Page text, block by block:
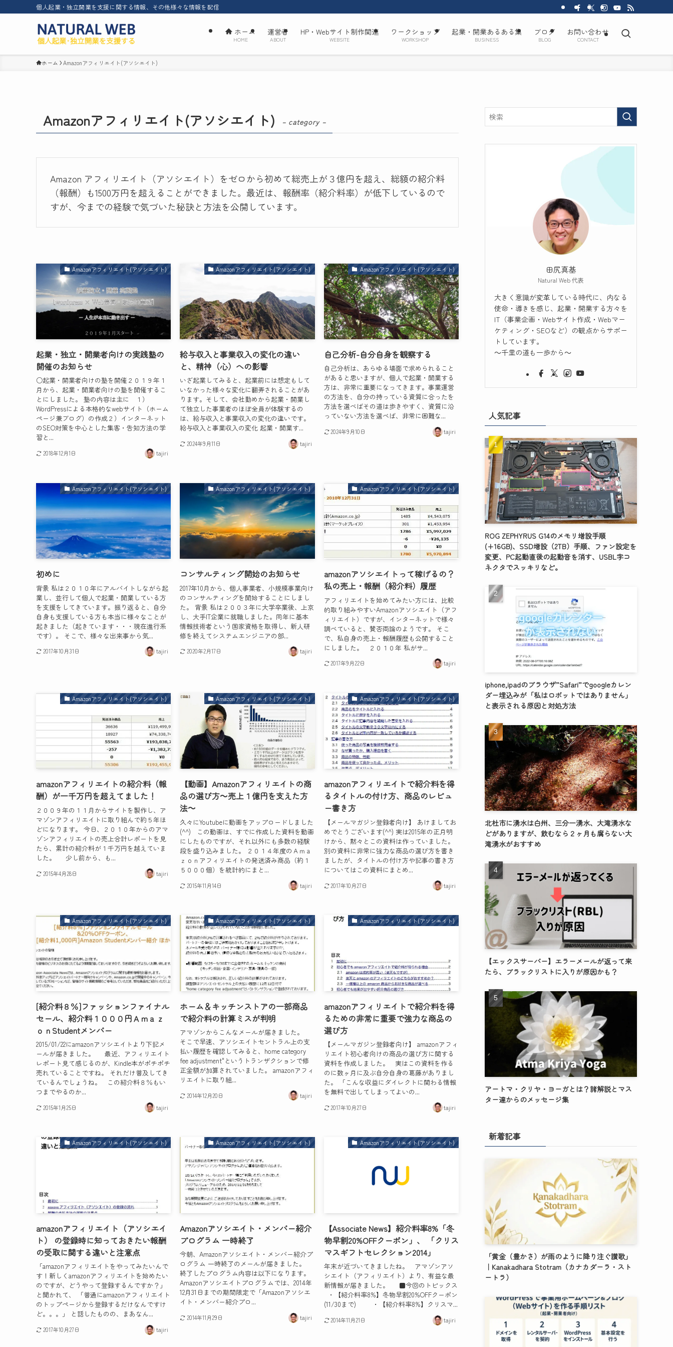
個人起業・独立開業を支援に関する情報、その他様々な情報を配信
ホーム
HOME
運営者
ABOUT
HP・Webサイト制作関連
WEBSITE
ワークショップ
WORKSHOP
起業・開業あるある集
BUSINESS
ブログ
BLOG
お問い合わせ
CONTACT
ホーム Amazonアフィリエイト(アソシエイト)
Amazonアフィリエイト(アソシエイト) – category –
Amazon アフィリエイト（アソシエイト）をゼロから初めて総売上が３億円を超え、総額の紹介料
（報酬）も1500万円を超えることができました。最近は、報酬率（紹介料率）が低下しているので
すが、今までの経験で気づいた秘訣と方法を公開しています。
Amazonアフィリエイト(アソシエイト)
起業・独立・開業者向けの実践塾の
開催のお知らせ
○起業・開業者向けの塾を開催２０１９年１
月から、起業・開業者向けの塾を開催するこ
とにしました。 塾の内容は主に １）
WordPressによる本格的なwebサイト（ホーム
ページ兼ブログ）の作成２）インターネット
のSEO対策を中心とした集客・告知方法の学
習と...
2018年12月1日 tajiri
Amazonアフィリエイト(アソシエイト)
給与収入と事業収入の変化の違い
と、精神（心）への影響
いざ起業してみると、起業前には想定もして
いなかった様々な変化に翻弄されることがあ
ります。そして、会社勤めから起業・開業し
て独立した事業者のほぼ全員が体験するの
は、給与収入と事業収入の変化の違いです。
給与収入と事業収入の変化 起業・開業す...
2024年9月11日 tajiri
Amazonアフィリエイト(アソシエイト)
自己分析-自分自身を観察する
自己分析は、あらゆる場面で求められること
があると思いますが、個人で起業・開業する
方は、非常に重要になってきます。事業運営
の方法を、自分の持っている資質に合ったを
方法を選べばその道は歩きやすく、資質に沿
っていない方法を選べば、非常に困難な...
2024年9月10日 tajiri
Amazonアフィリエイト(アソシエイト)
初めに
背景 私は２０１０年にアルバイトしながら起
業し、並行して個人で起業・開業している方
を支援をしてきています。振り返ると、自分
自身も支援している方も本当に様々なことが
起きました（起きています・・・現在進行系
です）。 そこで、様々な出来事から気...
2017年10月31日 tajiri
Amazonアフィリエイト(アソシエイト)
コンサルティング開始のお知らせ
2017年10月から、個人事業者、小規模事業向け
のコンサルティングを開始することにしまし
た。 背景 私は２００３年に大学卒業後、上京
し、大手IT企業に就職しました。同年に基本
情報技術者という国家資格を取得し、新人研
修を終えてシステムエンジニアの部...
2020年2月17日 tajiri
Amazonアフィリエイト(アソシエイト)
amazonアソシエイトって稼げるの？
私の売上・報酬（紹介料）履歴
アフィリエイトを始めてみたい方には、比較
的取り組みやすいAmazonアソシエイト（アフ
ィリエイト）ですが、インターネットで様々
調べていると、賛否両論のようです。 そこ
で、私自身の売上・報酬履歴も公開すること
にしました。 ２０１０年 私がサ...
2017年9月22日 tajiri
Amazonアフィリエイト(アソシエイト)
amazonアフィリエイトの紹介料（報
酬）が一千万円を超えてました！
２００９年の１１月からサイトを製作し、ア
マゾンアフィリエイトに取り組んで約５年ほ
どになります。 今日、２０１０年からのアマ
ゾンアフィリエイトの売上合計レポートを見
たら、累計の紹介料が１千万円を越えていま
した。 少し前から、も...
2015年4月28日 tajiri
Amazonアフィリエイト(アソシエイト)
【動画】Amazonアフィリエイトの商
品の選び方～売上１億円を支えた方
法～
久々にYoutubeに動画をアップロードしました
(^^) この動画は、すでに作成した資料を動画
にしたものですが、それ以外にも多数の経験
段を盛り込みました。 ２０１４年度のＡｍａ
ｚｏｎアフィリエイトの発送済み商品（約１
５０００個）を統計的にまと...
2015年11月14日 tajiri
Amazonアフィリエイト(アソシエイト)
amazonアフィリエイトで紹介料を得
るタイトルの付け方、商品のレビュ
ー書き方
【メールマガジン登録者向け】 あけましてお
めでとうございます(^^) 実は2015年の正月明
けから、黙々とこの資料は作っていました。
別の資料に非常に強力な商品の選び方を書き
ましたが、タイトルの付け方や記事の書き方
についてはこの資料にまとめ...
2017年10月27日 tajiri
Amazonアフィリエイト(アソシエイト)
[紹介料８％]ファッションファイナル
セール、紹介料１０００円Ａｍａｚ
ｏｎStudentメンバー
2015/01/22にamazonアソシエイトより下記メ
ールが届きました。 最近、アフィリエイト
レポート見て感じるのが、Kindle本がポチポチ
売れていることですね。 それだけ普及してき
ているんでしょうね。 この紹介料８％もい
つまでやるのか...
2015年1月25日 tajiri
Amazonアフィリエイト(アソシエイト)
ホーム＆キッチンストアの一部商品
で紹介料の計算ミスが判明
アマゾンからこんなメールが届きました。
そこで早速、アソシエイトセントラル上の支
払い履歴を確認してみると、home category
fee adjustment"というトランザクションで修
正金額が加算されていました。 amazonアフィ
リエイトに取り組...
2014年12月20日 tajiri
Amazonアフィリエイト(アソシエイト)
amazonアフィリエイトで紹介料を得
るための非常に重要で強力な商品の
選び方
【メールマガジン登録者向け】 amazonアフィ
リエイト初心者向けの商品の選び方に関する
資料を作成しました。 実はこの資料を作る
のに数ヶ月に及ぶ自分自身の葛藤がありまし
た。 「こんな収益にダイレクトに関わる情報
を無料で出してしまってよいの...
2017年10月27日 tajiri
Amazonアフィリエイト(アソシエイト)
amazonアフィリエイト（アソシエイ
ト） の登録時に知っておきたい報酬
の受取に関する違いと注意点
「amazonアフィリエイトをやってみたいんで
す！新しくamazonアフィリエイトを始めたい
のですが、どうやって登録するんですか？」
と聞かれて、 「普通にamazonアフィリエイト
のトップページから登録するだけなんですけ
ど。。。」 と話したものの、まあなん...
2017年10月27日 tajiri
Amazonアフィリエイト(アソシエイト)
Amazonアソシエイト・メンバー紹介
プログラム 一時終了
今朝、Amazonアソシエイト・メンバー紹介プ
ログラム 一時終了のメールが届きました。
終了したプログラム内容は以下になります。
Amazonアソシエイトプログラムでは、2014年
12月31日までの期間限定で「Amazonアソシエ
イト・メンバー紹介プロ...
2014年11月29日 tajiri
Amazonアフィリエイト(アソシエイト)
【Associate News】紹介料率8%「冬
物早割20%OFFクーポン」、 「クリス
マスギフトセレクション2014」
年末が近づいてきましたね。 アマゾンアソ
シエイト（アフィリエイト）より、有益な最
新情報が届きました。 ■今回のトピックス
・【紹介料率8%】冬物早割20%OFFクーポン
(11/30まで) ・【紹介料率8%】クリスマ...
2014年11月21日 tajiri
田尻真基
Natural Web 代表
大きく意識が変革している時代に、内なる
使命・導きを感じ、起業・開業する方々を
IT（事業企画・Webサイト作成・Webマー
ケティング・SEOなど）の観点からサポー
トしています。
～千里の道も一歩から～
人気記事
ROG ZEPHYRUS G14のメモリ増設手順
(+16GB)、SSD増設（2TB）手順、ファン設定を
変更、PC起動直後の起動音を消す、USBL字コ
ネクタでスッキリなど。
iphone,ipadのブラウザ”Safari”でgoogleカレン
ダー埋込みが「私はロボットではありません」
と表示される原因と対処方法
北杜市に湧水は白州、三分一湧水、大滝湧水な
どがありますが、飲むなら２ヶ月も腐らない大
滝湧水がおすすめ
【エックスサーバー】エラーメールが返って来
たら、ブラックリストに入りが原因かも？
アートマ・クリヤ・ヨーガとは？諸解説とマス
ター達からのメッセージ集
新着記事
「黄金（豊かさ）が雨のように降り注ぐ讃歌」
｜Kanakadhara Stotram（カナカダーラ・スト
ートラ）